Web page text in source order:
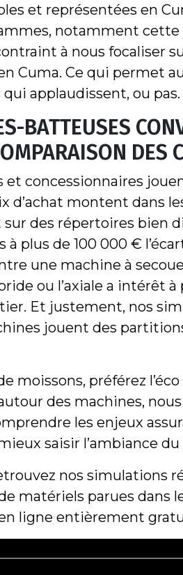
et représentées en
notamment cette
à nous focaliser
Cuma. Ce qui permet
applaudissent, ou pas.
BATTEUSES
DES
et concessionnaires
d’achat montent dans
des répertoires bien
à plus de 100 000 €
une machine à
ou l’axiale a intérêt
Et justement, nos
jouent des
moissons, préférez l’éco
des machines,
les enjeux
saisir l’ambiance
nos simulations
matériels parues dans
ligne entièrement